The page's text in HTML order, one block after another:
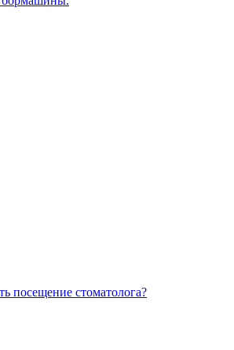
посещение стоматолога?